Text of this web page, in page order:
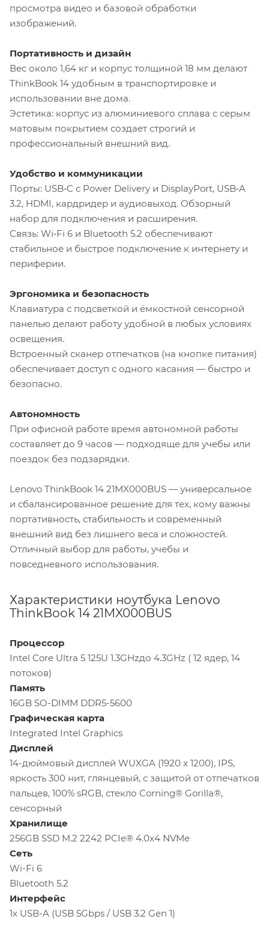
просмотра видео и базовой обработки
изображений.
Портативность и дизайн
Вес около 1,64 кг и корпус толщиной 18 мм делают
ThinkBook 14 удобным в транспортировке и
использовании вне дома.
Эстетика: корпус из алюминиевого сплава с серым
матовым покрытием создает строгий и
профессиональный внешний вид.
Удобство и коммуникации
Порты: USB‑C с Power Delivery и DisplayPort, USB‑A
3.2, HDMI, кардридер и аудиовыход. Обзорный
набор для подключения и расширения.
Связь: Wi‑Fi 6 и Bluetooth 5.2 обеспечивают
стабильное и быстрое подключение к интернету и
периферии.
Эргономика и безопасность
Клавиатура с подсветкой и ёмкостной сенсорной
панелью делают работу удобной в любых условиях
освещения.
Встроенный сканер отпечатков (на кнопке питания)
обеспечивает доступ с одного касания — быстро и
безопасно.
Автономность
При офисной работе время автономной работы
составляет до 9 часов — подходяще для учебы или
поездок без подзарядки.
Lenovo ThinkBook 14 21MX000BUS — универсальное
и сбалансированное решение для тех, кому важны
портативность, стабильность и современный
внешний вид без лишнего веса и сложностей.
Отличный выбор для работы, учебы и
повседневного использования.
Характеристики ноутбука Lenovo
ThinkBook 14 21MX000BUS
Процессор
Intel Core Ultra 5 125U 1.3GHzдо 4.3GHz ( 12 ядер, 14
потоков)
Память
16GB SO-DIMM DDR5-5600
Графическая карта
Integrated Intel Graphics
Дисплей
14-дюймовый дисплей WUXGA (1920 x 1200), IPS,
яркость 300 нит, глянцевый, с защитой от отпечатков
пальцев, 100% sRGB, стекло Corning® Gorilla®,
сенсорный
Хранилище
256GB SSD M.2 2242 PCIe® 4.0x4 NVMe
Сеть
Wi-Fi 6
Bluetooth 5.2
Интерфейс
1x USB-A (USB 5Gbps / USB 3.2 Gen 1)